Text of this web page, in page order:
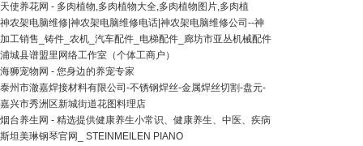
天使养花网 - 多肉植物,多肉植物大全,多肉植物图片,多肉植
神农架电脑维修|神农架电脑维修电话|神农架电脑维修公司--神
加工销售_铸件_农机_汽车配件_电梯配件_廊坊市亚丛机械配件
浦城县谱盟里网络工作室（个体工商户）
海狮宠物网 - 您身边的养宠专家
泰州市澈嘉焊接材料有限公司-不锈钢焊丝-金属焊丝切割-盘元-
嘉兴市秀洲区新城街道花图料理店
烟台养生网 - 精选提供健康养生小常识、健康养生、中医、疾病
斯坦美琳钢琴官网_ STEINMEILEN PIANO